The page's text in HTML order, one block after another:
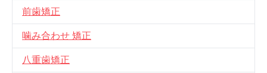
前歯矯正
噛み合わせ 矯正
八重歯矯正